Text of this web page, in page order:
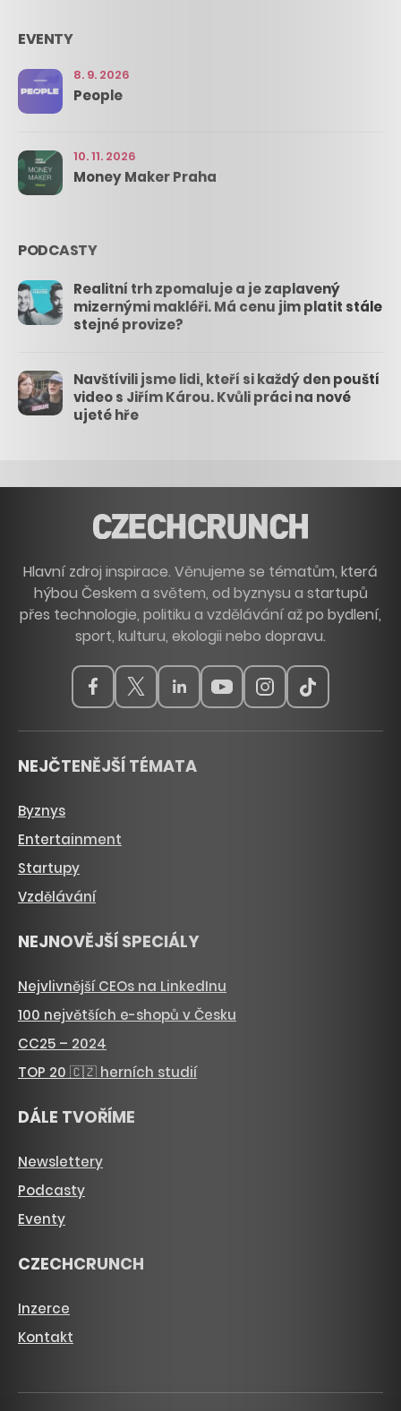
EVENTY
8. 9. 2026
People
10. 11. 2026
Money Maker Praha
PODCASTY
Realitní trh zpomaluje a je zaplavený
mizernými makléři. Má cenu jim platit stále
stejné provize?
Navštívili jsme lidi, kteří si každý den pouští
video s Jiřím Károu. Kvůli práci na nové
ujeté hře
Hlavní zdroj inspirace. Věnujeme se tématům, která
hýbou Českem a světem, od byznysu a startupů
přes technologie, politiku a vzdělávání až po bydlení,
sport, kulturu, ekologii nebo dopravu.
NEJČTENĚJŠÍ TÉMATA
Byznys
Entertainment
Startupy
Vzdělávání
NEJNOVĚJŠÍ SPECIÁLY
Nejvlivnější CEOs na LinkedInu
100 největších e-shopů v Česku
CC25 – 2024
TOP 20 🇨🇿 herních studií
DÁLE TVOŘÍME
Newslettery
Podcasty
Eventy
CZECHCRUNCH
Inzerce
Kontakt